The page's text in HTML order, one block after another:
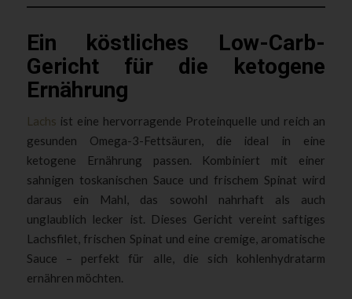
Ein köstliches Low-Carb-
Gericht für die ketogene
Ernährung
Lachs ist eine hervorragende Proteinquelle und reich an
gesunden Omega-3-Fettsäuren, die ideal in eine
ketogene Ernährung passen. Kombiniert mit einer
sahnigen toskanischen Sauce und frischem Spinat wird
daraus ein Mahl, das sowohl nahrhaft als auch
unglaublich lecker ist. Dieses Gericht vereint saftiges
Lachsfilet, frischen Spinat und eine cremige, aromatische
Sauce – perfekt für alle, die sich kohlenhydratarm
ernähren möchten.